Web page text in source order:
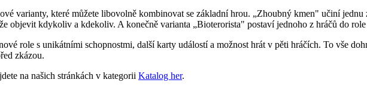
varianty, které můžete libovolně kombinovat se základní hrou. „Zhoubný kmen" učiní
objevit kdykoliv a kdekoliv. A konečně varianta „Bioterorista" postaví jednoho z hráčů do
role s unikátními schopnostmi, další karty událostí a možnost hrát v pěti hráčích. To vše
zkázou.
na našich stránkách v kategorii Katalog her.